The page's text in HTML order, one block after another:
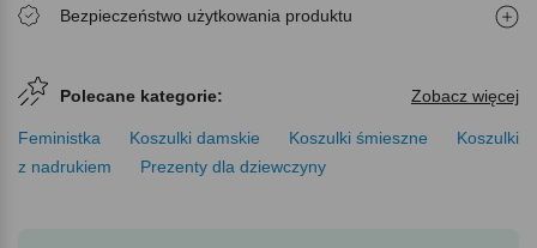
Bezpieczeństwo użytkowania produktu
Polecane kategorie: Zobacz więcej
Feministka Koszulki damskie Koszulki śmieszne
Koszulki
z nadrukiem
Prezenty dla dziewczyny